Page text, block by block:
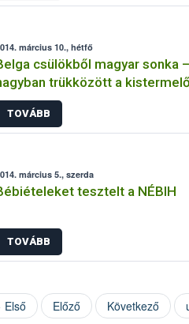
március 10., hétfő
csülökből magyar sonka –
trükközött a kistermelő
TOVÁBB
március 5., szerda
tesztelt a NÉBIH
TOVÁBB
Előző Következő